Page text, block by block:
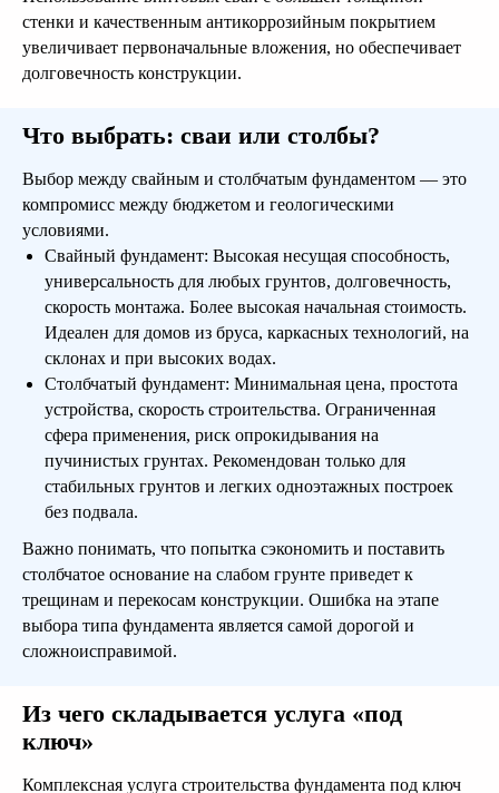
стенки и качественным антикоррозийным покрытием
увеличивает первоначальные вложения, но обеспечивает
долговечность конструкции.
Что выбрать: сваи или столбы?
Выбор между свайным и столбчатым фундаментом — это
компромисс между бюджетом и геологическими
условиями.
Свайный фундамент: Высокая несущая способность,
универсальность для любых грунтов, долговечность,
скорость монтажа. Более высокая начальная стоимость.
Идеален для домов из бруса, каркасных технологий, на
склонах и при высоких водах.
Столбчатый фундамент: Минимальная цена, простота
устройства, скорость строительства. Ограниченная
сфера применения, риск опрокидывания на
пучинистых грунтах. Рекомендован только для
стабильных грунтов и легких одноэтажных построек
без подвала.
Важно понимать, что попытка сэкономить и поставить
столбчатое основание на слабом грунте приведет к
трещинам и перекосам конструкции. Ошибка на этапе
выбора типа фундамента является самой дорогой и
сложноисправимой.
Из чего складывается услуга «под
ключ»
Комплексная услуга строительства фундамента под ключ
Подробнее
Спроектируем дом
Вашей мечты!